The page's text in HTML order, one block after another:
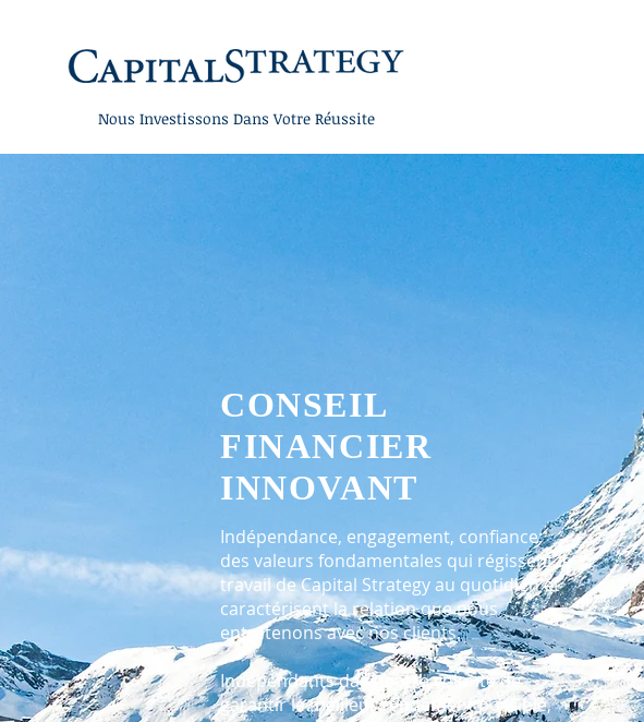
Nous Investissons Dans Votre Réussite
CONSEIL
FINANCIER
INNOVANT
Indépendance, engagement, confiance:
des valeurs fondamentales qui régissent le
travail de Capital Strategy au quotidien et
caractérisent la relation que nous
entretenons avec nos clients.
Indépendants dans notre volonté de
garantir le meilleur rendement possible,